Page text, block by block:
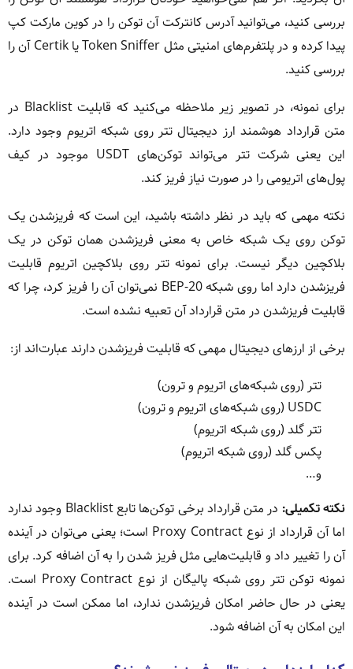
بررسی کنید، می‌توانید آدرس کانترکت آن توکن را درکوین مارکت کپ
پیدا کرده و در پلتفرم‌های امنیتی مثل Token Sniffer یا Certik آن را
بررسی کنید.
برای نمونه، در تصویر زیر ملاحظه می‌کنید که قابلیت Blacklist در
متن قرارداد هوشمند ارز دیجیتال تتر روی شبکه اتریوم وجود دارد.
این یعنی شرکت تتر می‌تواند توکن‌های USDT موجود در کیف
پول‌های اتریومی را در صورت نیاز فریز کند.
نکته مهمی که باید در نظر داشته باشید، این است که فریزشدن یک
توکن روی یک شبکه خاص به معنی فریزشدن همان توکن در یک
بلاکچین دیگر نیست. برای نمونه تتر روی بلاکچین اتریوم قابلیت
فریزشدن دارد اما روی شبکه BEP-20 نمی‌توان آن را فریز کرد، چرا که
قابلیت فریزشدن در متن قرارداد آن تعبیه نشده است.
برخی از ارزهای دیجیتال مهمی که قابلیت فریزشدن دارند عبارت‌اند از:
تتر (روی شبکه‌های اتریوم و ترون)
USDC (روی شبکه‌های اتریوم و ترون)
تتر گلد (روی شبکه اتریوم)
پکس گلد (روی شبکه اتریوم)
و…
نکته تکمیلی:
در متن قرارداد برخی توکن‌ها تابع Blacklist وجود ندارد
اما آن قرارداد از نوع Proxy Contract است؛ یعنی می‌توان در آینده
آن را تغییر داد و قابلیت‌هایی مثل فریز شدن را به آن اضافه کرد. برای
نمونه توکن تتر روی شبکه پالیگان از نوع Proxy Contract است.
یعنی در حال حاضر امکان فریزشدن ندارد، اما ممکن است در آینده
این امکان به آن اضافه شود.